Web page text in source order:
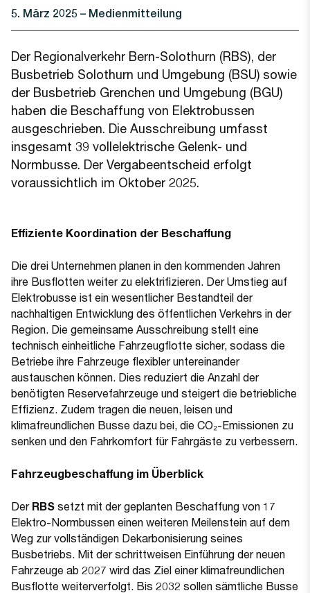
5. März 2025 – Medienmitteilung
Der Regionalverkehr Bern-Solothurn (RBS), der
Busbetrieb Solothurn und Umgebung (BSU) sowie
der Busbetrieb Grenchen und Umgebung (BGU)
haben die Beschaffung von Elektrobussen
ausgeschrieben. Die Ausschreibung umfasst
insgesamt 39 vollelektrische Gelenk- und
Normbusse. Der Vergabeentscheid erfolgt
voraussichtlich im Oktober 2025.
Effiziente Koordination der Beschaffung
Die drei Unternehmen planen in den kommenden Jahren
ihre Busflotten weiter zu elektrifizieren. Der Umstieg auf
Elektrobusse ist ein wesentlicher Bestandteil der
nachhaltigen Entwicklung des öffentlichen Verkehrs in der
Region. Die gemeinsame Ausschreibung stellt eine
technisch einheitliche Fahrzeugflotte sicher, sodass die
Betriebe ihre Fahrzeuge flexibler untereinander
austauschen können. Dies reduziert die Anzahl der
benötigten Reservefahrzeuge und steigert die betriebliche
Effizienz. Zudem tragen die neuen, leisen und
klimafreundlichen Busse dazu bei, die CO₂-Emissionen zu
senken und den Fahrkomfort für Fahrgäste zu verbessern.
Fahrzeugbeschaffung im Überblick
Der RBS setzt mit der geplanten Beschaffung von 17
Elektro-Normbussen einen weiteren Meilenstein auf dem
Weg zur vollständigen Dekarbonisierung seines
Busbetriebs. Mit der schrittweisen Einführung der neuen
Fahrzeuge ab 2027 wird das Ziel einer klimafreundlichen
Busflotte weiterverfolgt. Bis 2032 sollen sämtliche Busse